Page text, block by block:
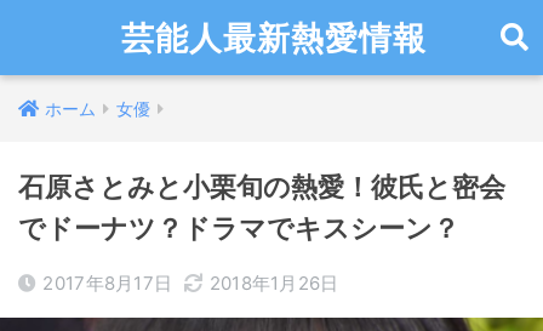
芸能人最新熱愛情報
ホーム 女優
石原さとみと小栗旬の熱愛！彼氏と密会
でドーナツ？ドラマでキスシーン？
2017年8月17日 2018年1月26日